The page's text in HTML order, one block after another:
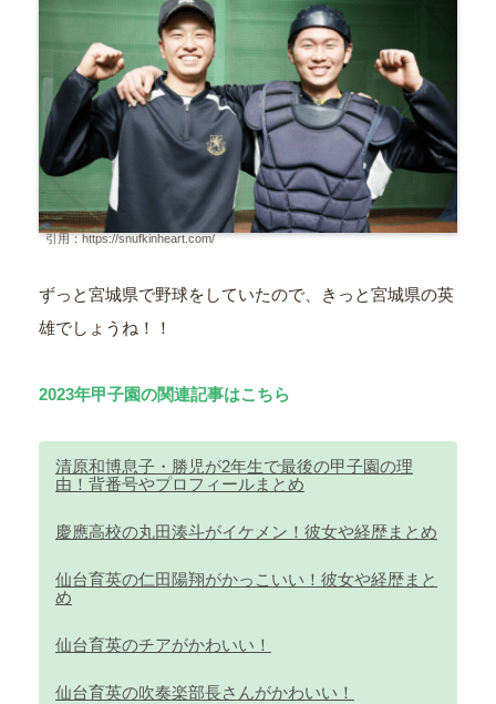
引用：https://snufkinheart.com/
ずっと宮城県で野球をしていたので、きっと宮城県の英
雄でしょうね！！
2023年甲子園の関連記事はこちら
清原和博息子・勝児が2年生で最後の甲子園の理
由！背番号やプロフィールまとめ
慶應高校の丸田湊斗がイケメン！彼女や経歴まとめ
仙台育英の仁田陽翔がかっこいい！彼女や経歴まと
め
仙台育英のチアがかわいい！
仙台育英の吹奏楽部長さんがかわいい！